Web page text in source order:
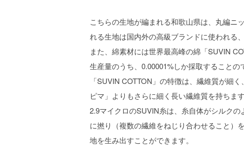
こちらの生地が編まれる和歌山県は、丸編ニ
れる生地は国内外の高級ブランドに使われる
また、綿素材には世界最高峰の綿「SUVIN
生産量のうち、0.00001%しか採取することの
「SUVIN COTTON」の特徴は、繊維質が細
ピマ」よりもさらに細く長い繊維質を持ちます
2.9マイクロのSUVIN糸は、糸自体がシルク
に撚り（複数の繊維をねじり合わせること）
地を生み出すことができます。